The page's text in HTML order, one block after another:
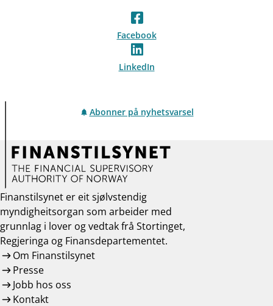
Facebook
LinkedIn
Abonner på nyhetsvarsel
Finanstilsynet er eit sjølvstendig
myndigheitsorgan som arbeider med
grunnlag i lover og vedtak frå Stortinget,
Regjeringa og Finansdepartementet.
Om Finanstilsynet
Presse
Jobb hos oss
Kontakt